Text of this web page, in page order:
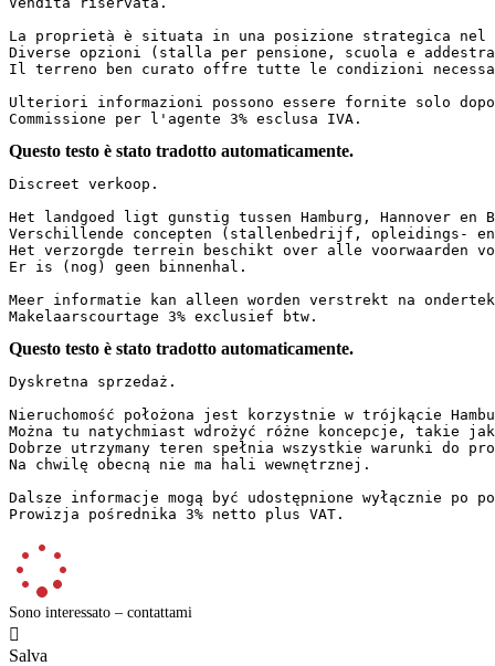
La proprietà è situata in una posizione strategica nel
Diverse opzioni (stalla per pensione, scuola e
Il terreno ben curato offre tutte le condizioni
Ulteriori informazioni possono essere fornite solo
Commissione per l'agente 3% esclusa IVA.
Questo testo è stato tradotto automaticamente.
Discreet verkoop.
Het landgoed ligt gunstig tussen Hamburg, Hannover en
Verschillende concepten (stallenbedrijf, opleidings-
Het verzorgde terrein beschikt over alle voorwaarden
Er is (nog) geen binnenhal.
Meer informatie kan alleen worden verstrekt na
Makelaarscourtage 3% exclusief btw.
Questo testo è stato tradotto automaticamente.
Dyskretna sprzedaż.
Nieruchomość położona jest korzystnie w trójkącie
Można tu natychmiast wdrożyć różne koncepcje,
Dobrze utrzymany teren spełnia wszystkie warunki
Na chwilę obecną nie ma hali wewnętrznej.
Dalsze informacje mogą być udostępnione wyłącznie po
Prowizja pośrednika 3% netto plus VAT.
Sono interessato – contattami

Salva